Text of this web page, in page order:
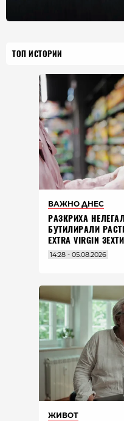
ТОП ИСТОРИИ
ВАЖНО ДНЕС
РАЗКРИХА
БУТИЛИРАЛИ
EXTRA VIRGIN
14:28 - 05.08.2026
ЖИВОТ